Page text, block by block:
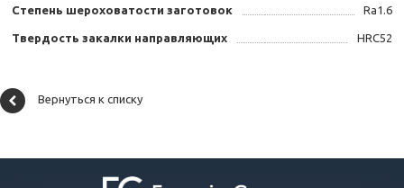
Степень шероховатости заготовок Ra1.6
Твердость закалки направляющих HRC52
Вернуться к списку